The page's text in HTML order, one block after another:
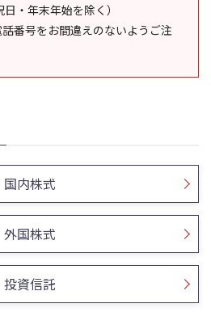
・年末年始を除く）
番号をお間違えのないようご注
国内株式
外国株式
投資信託